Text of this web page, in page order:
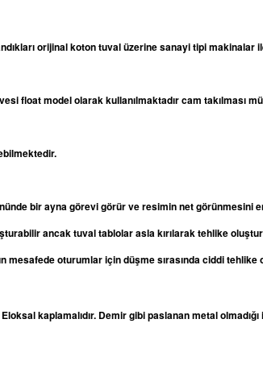
orijinal koton tuval üzerine sanayi tipi
float model olarak kullanılmaktadır cam takılması
bir ayna görevi görür ve resimin net
ancak tuval tablolar asla kırılarak tehlike
mesafede oturumlar için düşme sırasında ciddi
kaplamalıdır. Demir gibi paslanan metal